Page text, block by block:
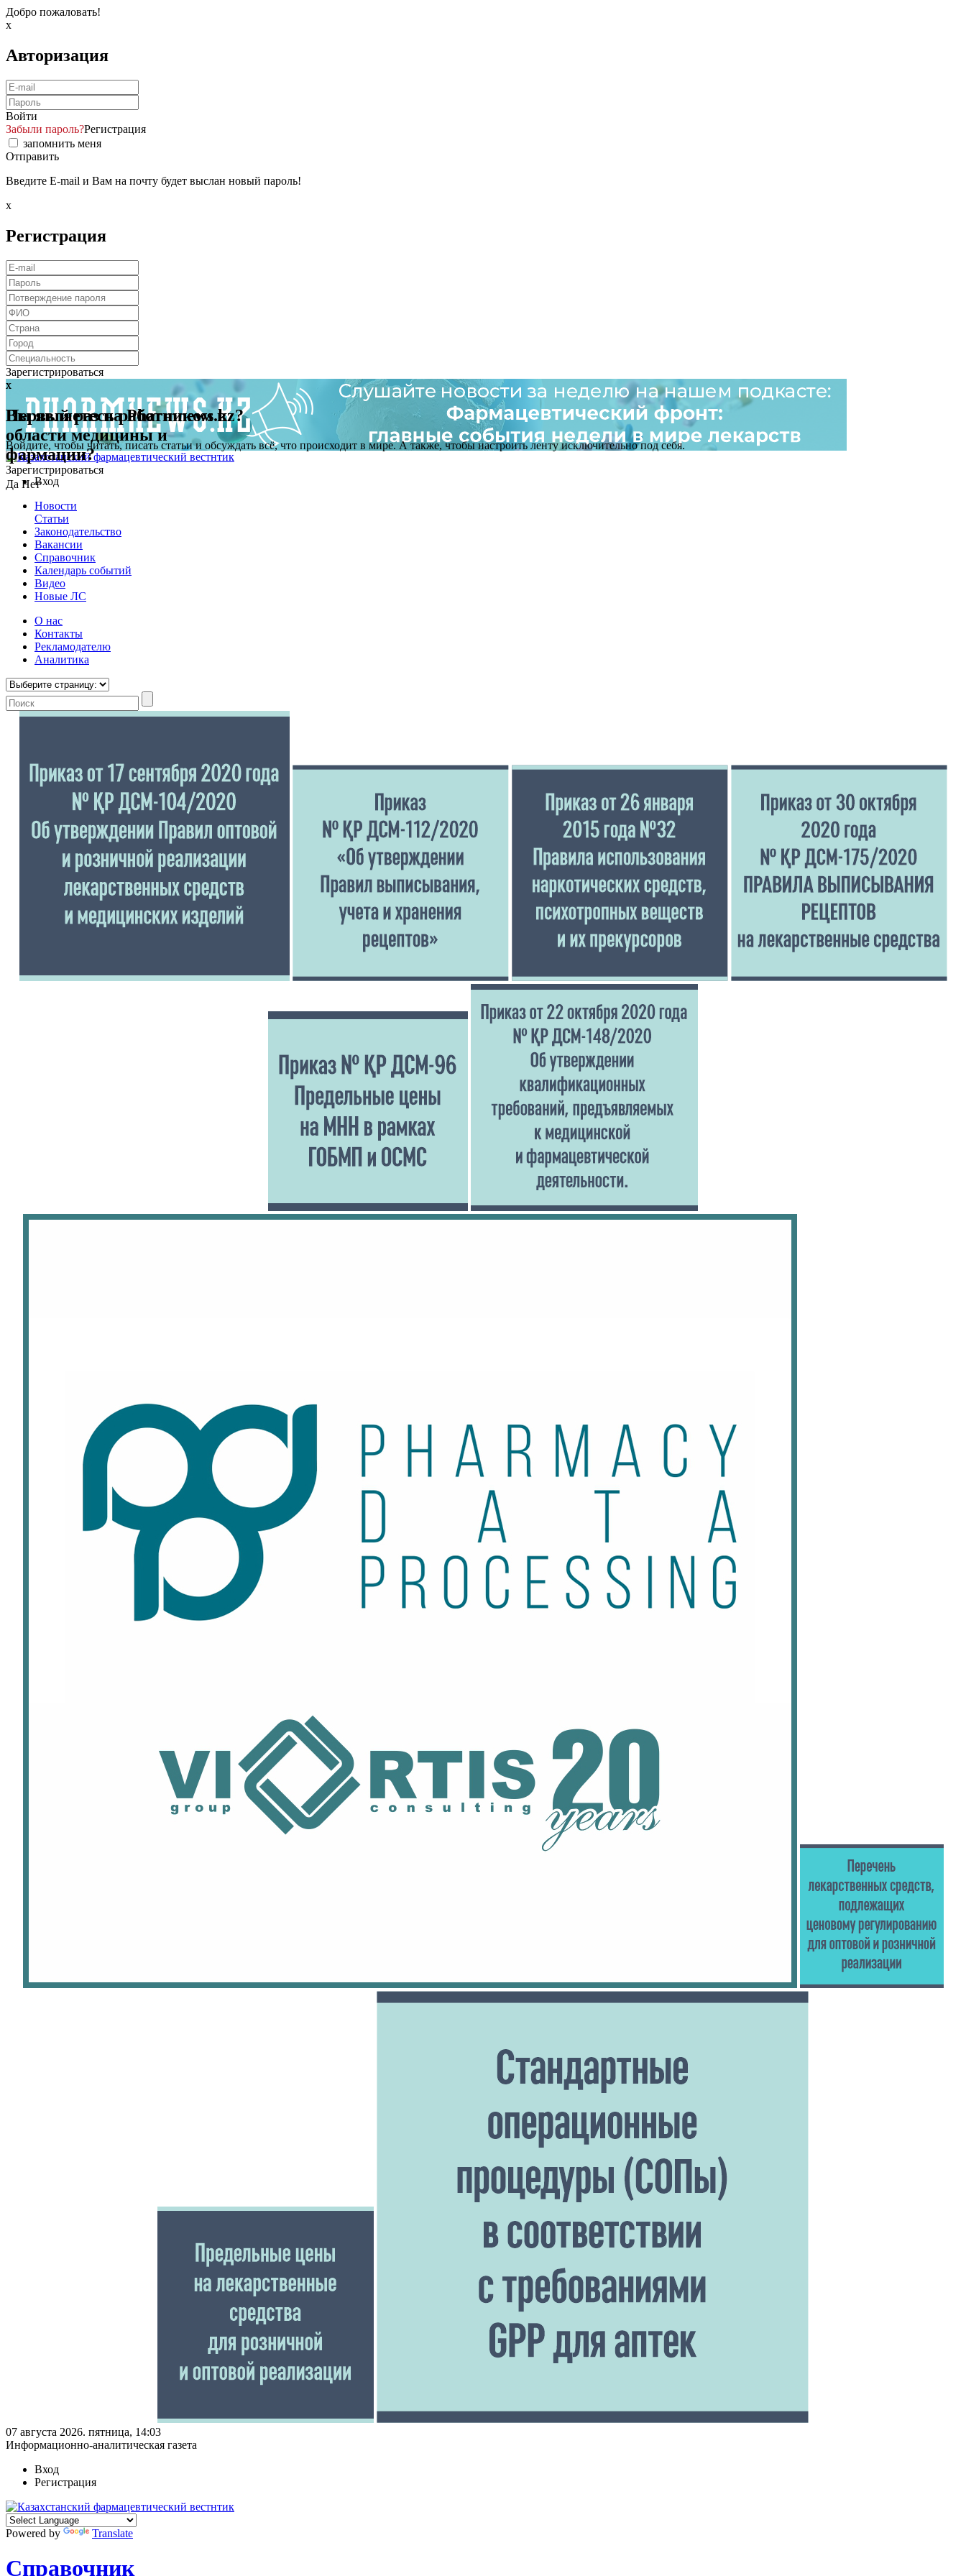
Добро пожаловать!
x
Авторизация
Войти
Забыли пароль?Регистрация
запомнить меня
Отправить
Введите E-mail и Вам на почту будет выслан новый пароль!
x
Регистрация
Зарегистрироваться
x
Первый раз на Pharmnews.kz?
Войдите, чтобы читать, писать статьи и обсуждать всё, что происходит в мире. А также, чтобы настроить ленту исключительно под себя.
Зарегистрироваться
x
Вы являетесь работником в
области медицины и
фармации?
Да НетВход
Новости
Статьи
Законодательство
Вакансии
Справочник
Календарь событий
Видео
Новые ЛС
О нас
Контакты
Рекламодателю
Аналитика
07 августа 2026. пятница, 14:03
Информационно-аналитическая газета
Вход
Регистрация
Powered by Translate
Справочник